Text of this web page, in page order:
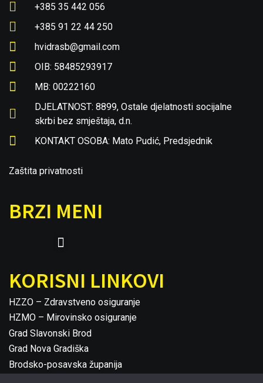
+385 35 442 056
+385 91 22 44 250
hvidrasb@gmail.com
OIB: 58485293917
MB: 00222160
DJELATNOST: 8899, Ostale djelatnosti socijalne
skrbi bez smještaja, d.n.
KONTAKT OSOBA: Mato Pudić, Predsjednik
Zaštita privatnosti
BRZI MENI
KORISNI LINKOVI
HZZO – Zdravstveno osiguranje
HZMO – Mirovinsko osiguranje
Grad Slavonski Brod
Grad Nova Gradiška
Brodsko-posavska županija